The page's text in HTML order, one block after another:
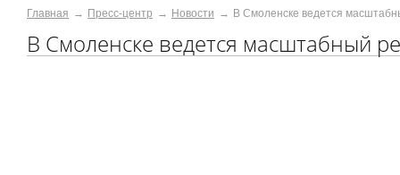
Главная Пресс-центр Новости В Смоленске ведется
В Смоленске ведется масштабный